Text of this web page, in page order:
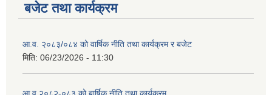
बजेट तथा कार्यक्रम
आ.व. २०८३/०८४ को वार्षिक नीति तथा कार्यक्रम र बजेट
मिति: 06/23/2026 - 11:30